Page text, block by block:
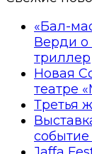
«Бал-
Верди о
триллер
Новая
театре
Третья
событие